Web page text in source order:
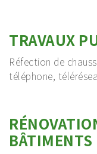
TRAVAUX
Réfection de
téléphone,
BÂTIMENTS